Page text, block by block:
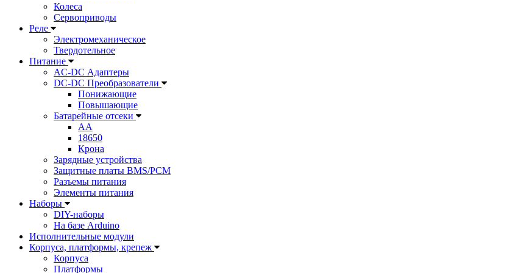
Колеса
Сервоприводы
Реле
Электромеханическое
Твердотельное
Питание
AC-DC Адаптеры
DC-DC Преобразователи
Понижающие
Повышающие
Батарейные отсеки
AA
18650
Крона
Зарядные устройства
Защитные платы BMS/PCM
Разъемы питания
Элементы питания
Наборы
DIY-наборы
На базе Arduino
Исполнительные модули
Корпуса, платформы, крепеж
Корпуса
Платформы